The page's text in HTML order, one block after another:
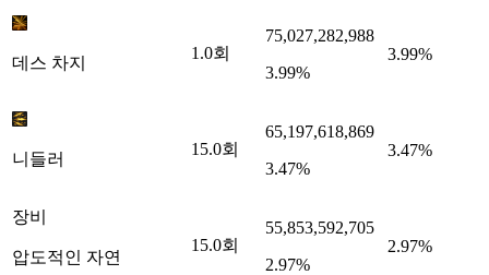
데스 차지
1.0회
75,027,282,988
3.99%
3.99%
니들러
15.0회
65,197,618,869
3.47%
3.47%
장비
압도적인 자연
15.0회
55,853,592,705
2.97%
2.97%